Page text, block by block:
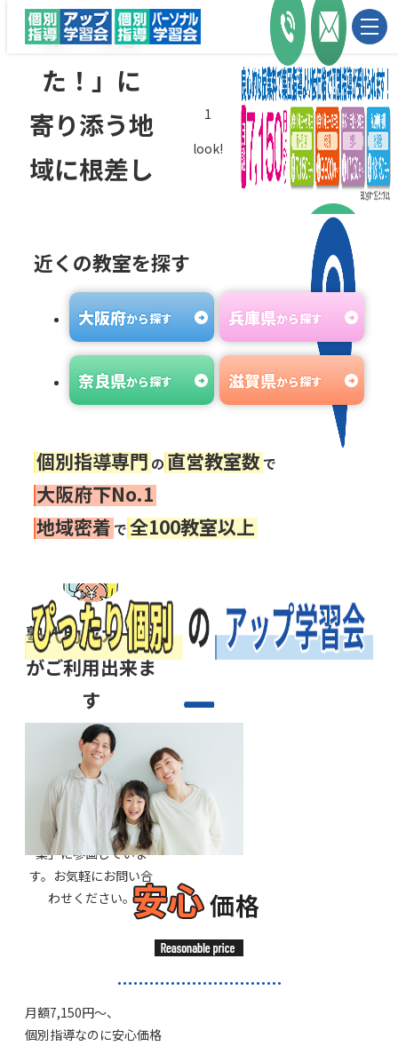
の「でき
た！」に
寄り添う地
域に根差し
20年の実績
と安心の価
格で
成績アップ
ポート
塾代助成カード
がご利⽤出来ま
す
⼤阪市内の教室では、
小学5年生～中学3年生
を対象に⽉謝1万円まで
利⽤が出来る「大阪市
習い事・塾代助成事
業」に参画していま
す。お気軽にお問い合
わせください。
1
look!
近くの教室を探す
⼤阪府から探す 兵庫県から探す
奈良県から探す 滋賀県から探す
個別指導専⾨の直営教室数で
⼤阪府下No.1
地域密着で全100教室以上
⽉額7,150円〜、
個別指導なのに安⼼価格